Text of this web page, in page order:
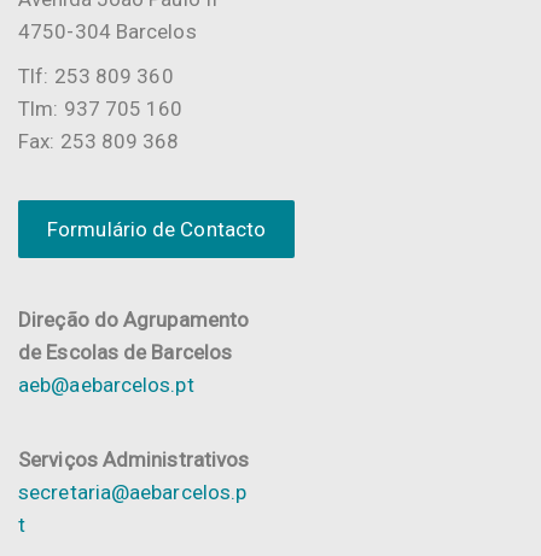
4750-304 Barcelos
Tlf: 253 809 360
Tlm: 937 705 160
Fax: 253 809 368
Formulário de Contacto
Direção do Agrupamento
de Escolas de Barcelos
aeb@aebarcelos.pt
Serviços Administrativos
secretaria@aebarcelos.p
t